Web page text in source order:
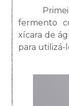
fermento
xícara de
para